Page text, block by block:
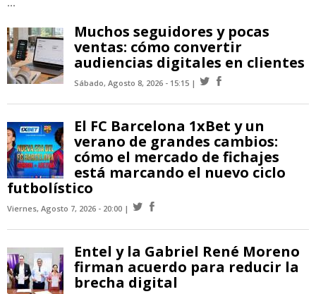
Muchos seguidores y pocas
ventas: cómo convertir
audiencias digitales en clientes
Sábado, Agosto 8, 2026 - 15:15
El FC Barcelona 1xBet y un
verano de grandes cambios:
cómo el mercado de fichajes
está marcando el nuevo ciclo
futbolístico
Viernes, Agosto 7, 2026 - 20:00
Entel y la Gabriel René Moreno
firman acuerdo para reducir la
brecha digital